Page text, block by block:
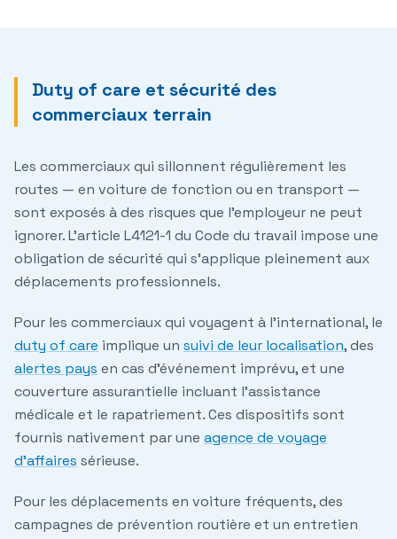
Duty of care et sécurité des
commerciaux terrain
Les commerciaux qui sillonnent régulièrement les
routes — en voiture de fonction ou en transport —
sont exposés à des risques que l'employeur ne peut
ignorer. L'article L4121-1 du Code du travail impose une
obligation de sécurité qui s'applique pleinement aux
déplacements professionnels.
Pour les commerciaux qui voyagent à l'international, le
duty of care implique un suivi de leur localisation, des
alertes pays en cas d'événement imprévu, et une
couverture assurantielle incluant l'assistance
médicale et le rapatriement. Ces dispositifs sont
fournis nativement par une agence de voyage
d'affaires sérieuse.
Pour les déplacements en voiture fréquents, des
campagnes de prévention routière et un entretien